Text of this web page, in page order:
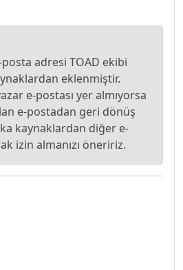
adresi TOAD ekibi
eklenmiştir.
e-postası yer almıyorsa
e-postadan geri dönüş
kaynaklardan diğer e-
izin almanızı öneririz.